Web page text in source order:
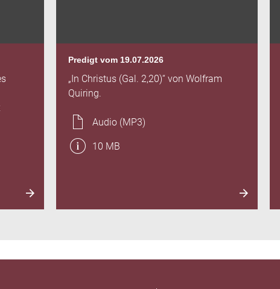
Predigt vom 19.07.2026
„In Christus (Gal. 2,20)“ von Wolfram
Quiring.
Audio (MP3)
10 MB